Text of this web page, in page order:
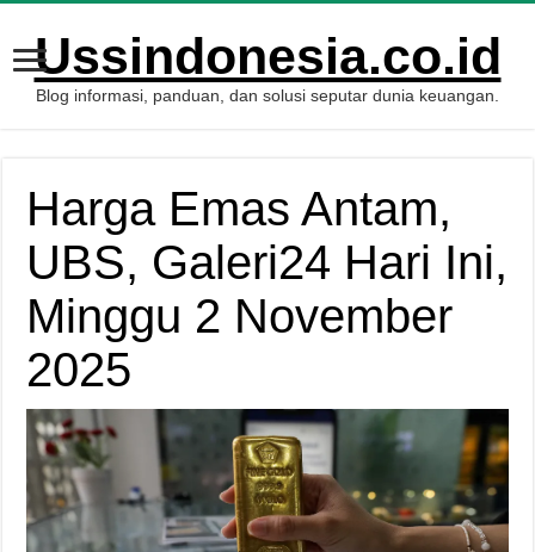
Ussindonesia.co.id
Blog informasi, panduan, dan solusi seputar dunia keuangan.
Harga Emas Antam,
UBS, Galeri24 Hari Ini,
Minggu 2 November
2025